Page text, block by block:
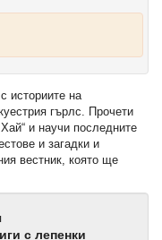
историите на
гърлс. Прочети
и научи последните
и загадки и
вестник, която ще
с лепенки